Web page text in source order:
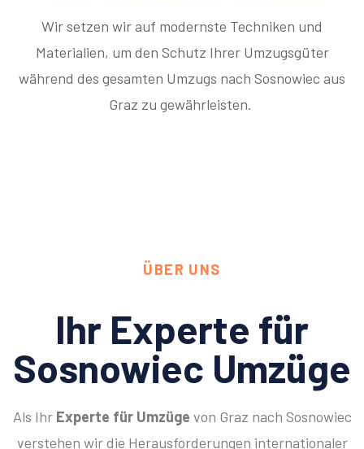
Wir setzen wir auf modernste Techniken und
Materialien, um den Schutz Ihrer Umzugsgüter
während des gesamten Umzugs nach Sosnowiec aus
Graz zu gewährleisten.
ÜBER UNS
Ihr Experte für
Sosnowiec Umzüge
Als Ihr Experte für Umzüge von Graz nach Sosnowiec
verstehen wir die Herausforderungen internationaler